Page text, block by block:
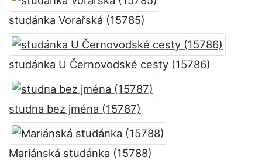
studánka Vorařská (15785)
studánka U Černovodské cesty (15786)
studna bez jména (15787)
Mariánská studánka (15788)